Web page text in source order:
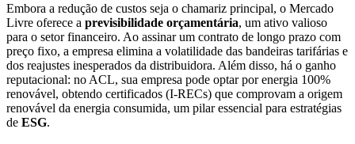
Embora a redução de custos seja o chamariz principal, o Mercado
Livre oferece a previsibilidade orçamentária, um ativo valioso
para o setor financeiro. Ao assinar um contrato de longo prazo com
preço fixo, a empresa elimina a volatilidade das bandeiras tarifárias e
dos reajustes inesperados da distribuidora. Além disso, há o ganho
reputacional: no ACL, sua empresa pode optar por energia 100%
renovável, obtendo certificados (I-RECs) que comprovam a origem
renovável da energia consumida, um pilar essencial para estratégias
de ESG.